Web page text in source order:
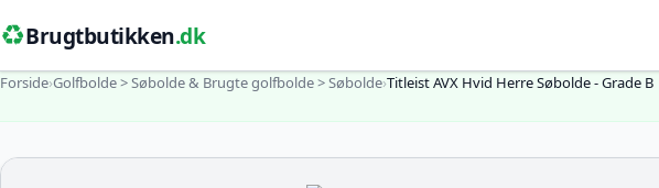
♻️Brugtbutikken.dk
Forside›Golfbolde > Søbolde & Brugte golfbolde > Søbolde›Titleist AVX Hvid Herre Søbolde - Grade B